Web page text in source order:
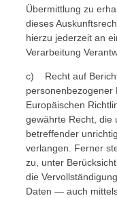
Übermittlung zu
dieses
hierzu jederzeit an
Verarbeitung
c) Recht auf
personenbezogener
Europäischen
gewährte Recht, die
betreffender
verlangen. Ferner
zu, unter
die
Daten — auch